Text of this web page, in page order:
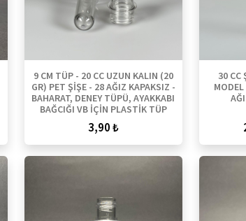
9 CM TÜP - 20 CC UZUN KALIN (20
GR) PET ŞİŞE - 28 AĞIZ KAPAKSIZ -
BAHARAT, DENEY TÜPÜ, AYAKKABI
BAĞCIĞI VB İÇİN PLASTİK TÜP
3,90 ₺
30 CC